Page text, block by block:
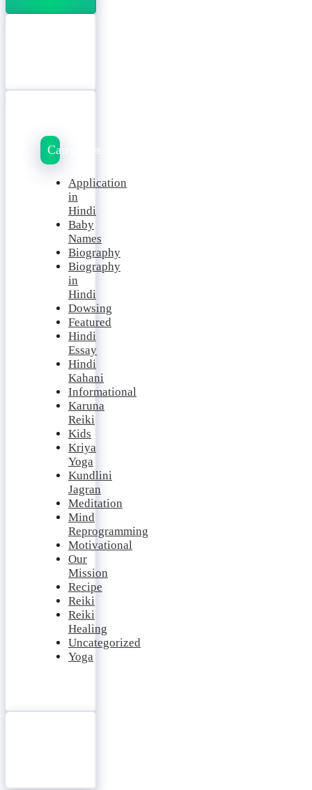
Categories
Application
in
Hindi
Baby
Names
Biography
Biography
in
Hindi
Dowsing
Featured
Hindi
Essay
Hindi
Kahani
Informational
Karuna
Reiki
Kids
Kriya
Yoga
Kundlini
Jagran
Meditation
Mind
Reprogramming
Motivational
Our
Mission
Recipe
Reiki
Reiki
Healing
Uncategorized
Yoga